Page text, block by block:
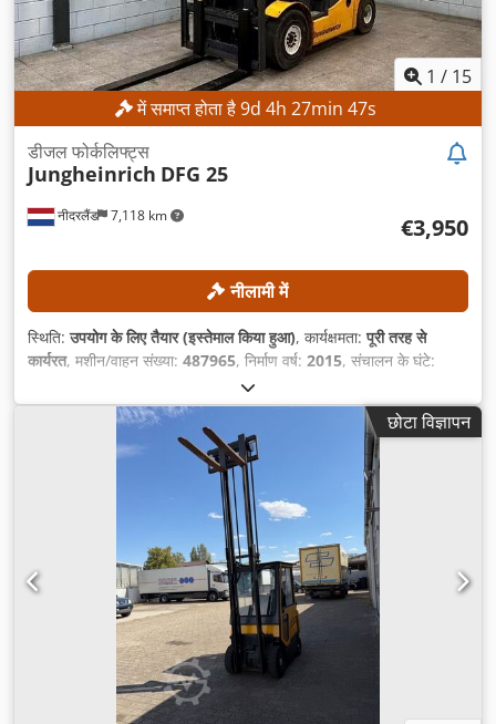
1 / 15
में समाप्त होता है9d 4h 27min 45s
नीदरलैंड 7,118 km
डीजल फोर्कलिफ्ट्स
Jungheinrich DFG 25
€3,950
नीलामी में
स्थिति:उपयोग के लिए तैयार (इस्तेमाल किया हुआ), कार्यक्षमता:पूरी तरह से
कार्यरत, मशीन/वाहन संख्या: 487965, निर्माण वर्ष: 2015, संचालन के घंटे:
, उठाने की ऊँचाई:
प्रकार:डीज़ल, मस्त प्रकार:डुप्लेक्स, फोर्क की लंबाई:1,190 मिमी,
छोटा विज्ञापन